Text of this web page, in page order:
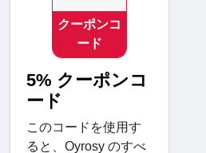
クーポンコ
ード
5% クーポンコ
ード
このコードを使用す
ると、Oyrosy のすべ